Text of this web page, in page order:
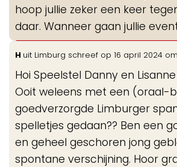
hoop jullie zeker een keer
daar. Wanneer gaan jullie
H uit Limburg schreef op 16 april 2024 om
Hoi Speelstel Danny en
Ooit weleens met een (oraal-
goedverzorgde Limburger
spelletjes gedaan?? Ben een
en geheel geschoren jong
spontane verschijning. Hoor